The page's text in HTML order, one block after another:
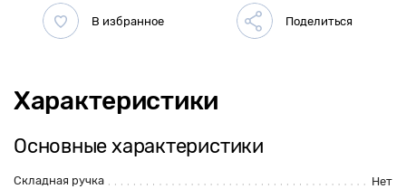
Характеристики
Основные характеристики
Складная ручка Нет